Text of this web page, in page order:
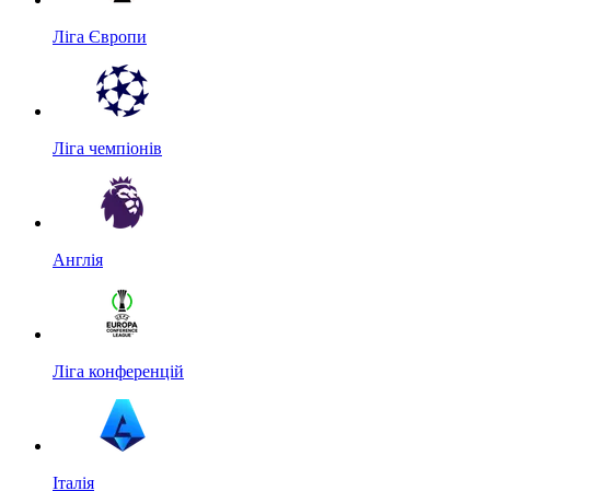
Ліга Європи
Ліга чемпіонів
Англія
Ліга конференцій
Італія